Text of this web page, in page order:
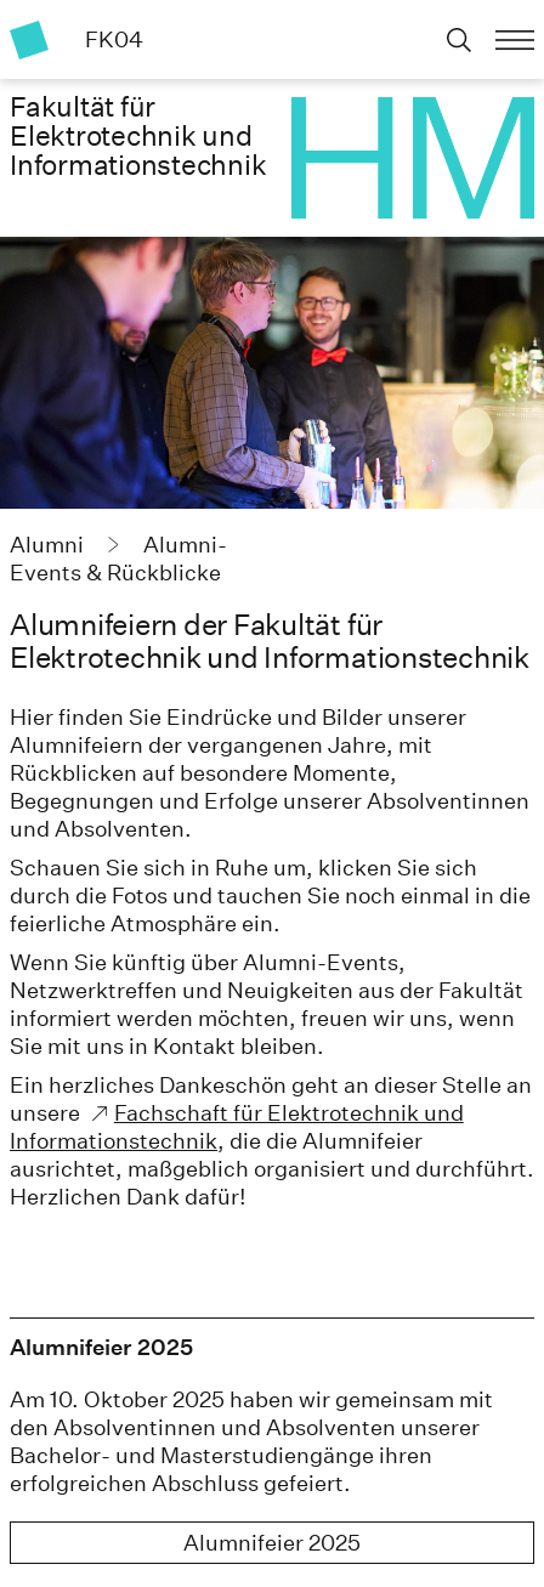
FK04
Fakultät für
Elektrotechnik und
Informationstechnik
Alumni
Alumni-
Events & Rückblicke
Alumnifeiern der Fakultät für
Elektrotechnik und Informationstechnik
Hier finden Sie Eindrücke und Bilder unserer
Alumnifeiern der vergangenen Jahre, mit
Rückblicken auf besondere Momente,
Begegnungen und Erfolge unserer Absolventinnen
und Absolventen.
Schauen Sie sich in Ruhe um, klicken Sie sich
durch die Fotos und tauchen Sie noch einmal in die
feierliche Atmosphäre ein.
Wenn Sie künftig über Alumni-Events,
Netzwerktreffen und Neuigkeiten aus der Fakultät
informiert werden möchten, freuen wir uns, wenn
Sie mit uns in Kontakt bleiben.
Ein herzliches Dankeschön geht an dieser Stelle an
unsere
Fachschaft für Elektrotechnik und
Informationstechnik, die die Alumnifeier
ausrichtet, maßgeblich organisiert und durchführt.
Herzlichen Dank dafür!
Alumnifeier 2025
Am 10. Oktober 2025 haben wir gemeinsam mit
den Absolventinnen und Absolventen unserer
Bachelor- und Masterstudiengänge ihren
erfolgreichen Abschluss gefeiert.
Alumnifeier 2025